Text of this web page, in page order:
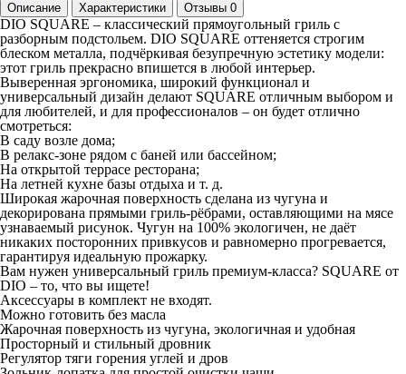
Описание Характеристики Отзывы 0
DIO SQUARE – классический прямоугольный гриль с
разборным подстольем. DIO SQUARE оттеняется строгим
блеском металла, подчёркивая безупречную эстетику модели:
этот гриль прекрасно впишется в любой интерьер.
Выверенная эргономика, широкий функционал и
универсальный дизайн делают SQUARE отличным выбором и
для любителей, и для профессионалов – он будет отлично
смотреться:
В саду возле дома;
В релакс-зоне рядом с баней или бассейном;
На открытой террасе ресторана;
На летней кухне базы отдыха и т. д.
Широкая жарочная поверхность сделана из чугуна и
декорирована прямыми гриль-рёбрами, оставляющими на мясе
узнаваемый рисунок. Чугун на 100% экологичен, не даёт
никаких посторонних привкусов и равномерно прогревается,
гарантируя идеальную прожарку.
Вам нужен универсальный гриль премиум-класса? SQUARE от
DIO – то, что вы ищете!
Аксессуары в комплект не входят.
Можно готовить без масла
Жарочная поверхность из чугуна, экологичная и удобная
Просторный и стильный дровник
Регулятор тяги горения углей и дров